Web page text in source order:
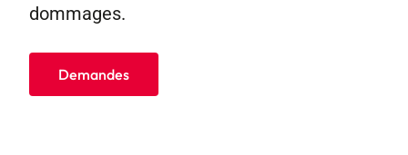
dommages.
Demandes